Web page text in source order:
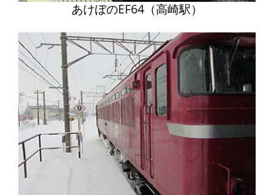
あけぼのEF64（高崎駅）